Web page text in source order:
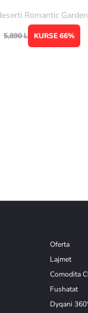
Romantic Garden
KURSE 66%
5,890L
Oferta
Lajmet
Comodita
Fushatat
Dyqani